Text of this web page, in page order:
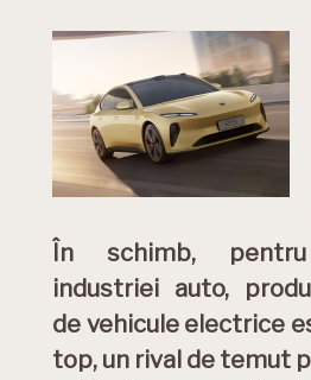
În schimb, pentru
industriei auto,
de vehicule electrice
top, un rival de temut